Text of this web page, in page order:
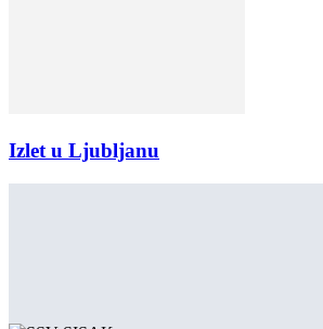
Izlet u Ljubljanu